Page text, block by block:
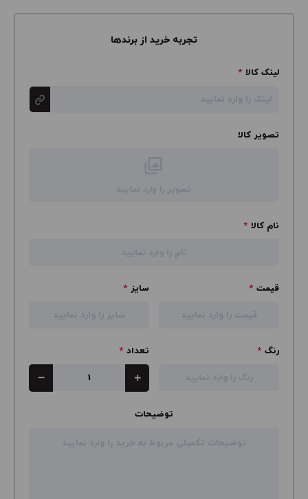
تجربه خرید از برندها
لینک کالا *
تصویر کالا
نام کالا *
قیمت * سایز *
رنگ * تعداد *
توضیحات